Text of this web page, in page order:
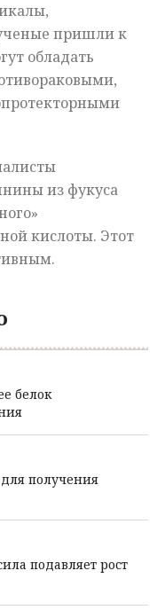
пришли к
обладать
из фукуса
кислоты. Этот
белок
получения
подавляет рост